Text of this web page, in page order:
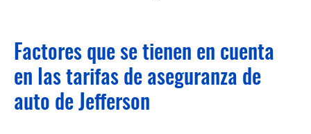
Factores que se tienen en cuenta
en las tarifas de aseguranza de
auto de Jefferson